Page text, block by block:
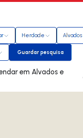
inicial
Herdade
Guardar pesquisa
Guardar pesquisa
e